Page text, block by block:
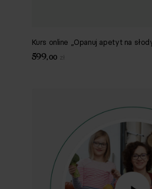
Kurs online „Opanuj apetyt na
599,00